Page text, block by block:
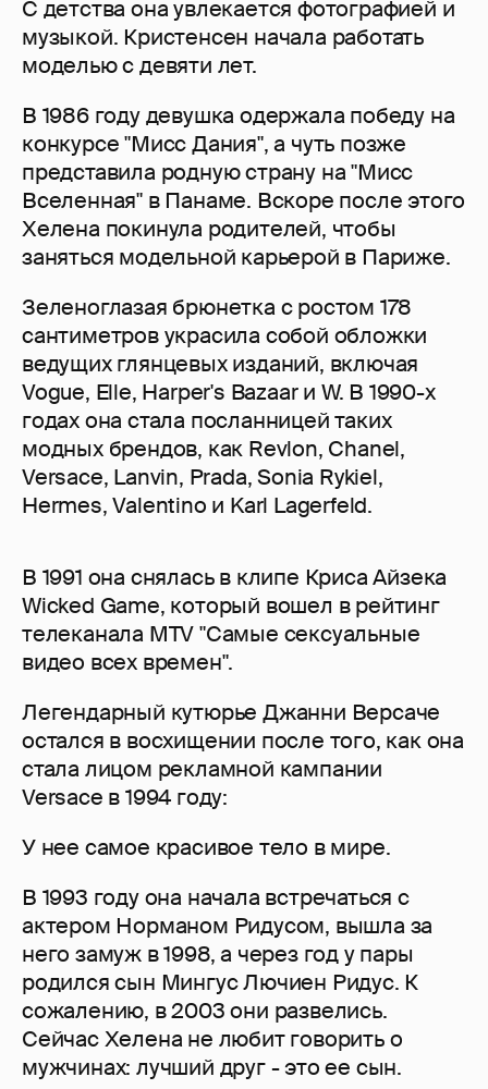
С детства она увлекается фотографией и
музыкой. Кристенсен начала работать
моделью с девяти лет.
В 1986 году девушка одержала победу на
конкурсе "Мисс Дания", а чуть позже
представила родную страну на "Мисс
Вселенная" в Панаме. Вскоре после этого
Хелена покинула родителей, чтобы
заняться модельной карьерой в Париже.
Зеленоглазая брюнетка с ростом 178
сантиметров украсила собой обложки
ведущих глянцевых изданий, включая
Vogue, Elle, Harper's Bazaar и W. В 1990-х
годах она стала посланницей таких
модных брендов, как Revlon, Chanel,
Versace, Lanvin, Prada, Sonia Rykiel,
Hermes, Valentino и Karl Lagerfeld.
В 1991 она снялась в клипе Криса Айзека
Wicked Game, который вошел в рейтинг
телеканала MTV "Самые сексуальные
видео всех времен".
Легендарный кутюрье Джанни Версаче
остался в восхищении после того, как она
стала лицом рекламной кампании
Versace в 1994 году:
У нее самое красивое тело в мире.
В 1993 году она начала встречаться с
актером Норманом Ридусом, вышла за
него замуж в 1998, а через год у пары
родился сын Мингус Лючиен Ридус. К
сожалению, в 2003 они развелись.
Сейчас Хелена не любит говорить о
мужчинах: лучший друг - это ее сын.